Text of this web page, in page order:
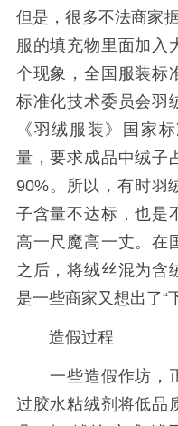
但是，很多不法商家
服的填充物里面加入
个现象，全国服装标
标准化技术委员会羽
《羽绒服装》国家
量，要求成品中绒子
90%。所以，有时羽
子含量不达标，也是
高一尺魔高一丈。在
之后，将绒丝混为含
是一些商家又想出了“
造假过程
一些造假作坊，正
过胶水粘绒剂将低品